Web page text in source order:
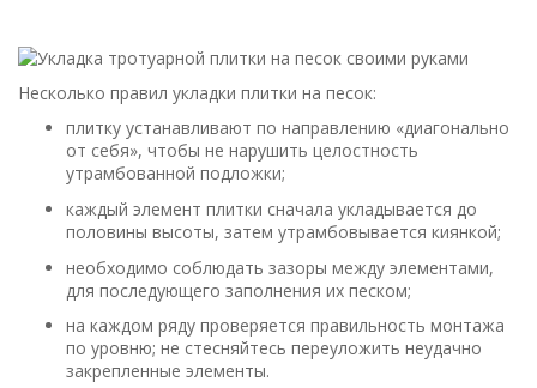
Несколько правил укладки плитки на песок:
плитку устанавливают по направлению «диагонально
от себя», чтобы не нарушить целостность
утрамбованной подложки;
каждый элемент плитки сначала укладывается до
половины высоты, затем утрамбовывается киянкой;
необходимо соблюдать зазоры между элементами,
для последующего заполнения их песком;
на каждом ряду проверяется правильность монтажа
по уровню; не стесняйтесь переуложить неудачно
закрепленные элементы.